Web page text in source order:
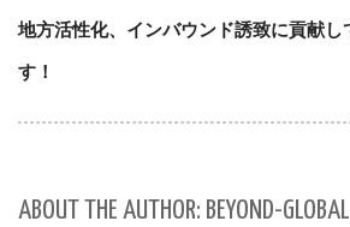
地方活性化、インバウンド誘致に貢献し
す！
ABOUT THE AUTHOR: BEYOND-